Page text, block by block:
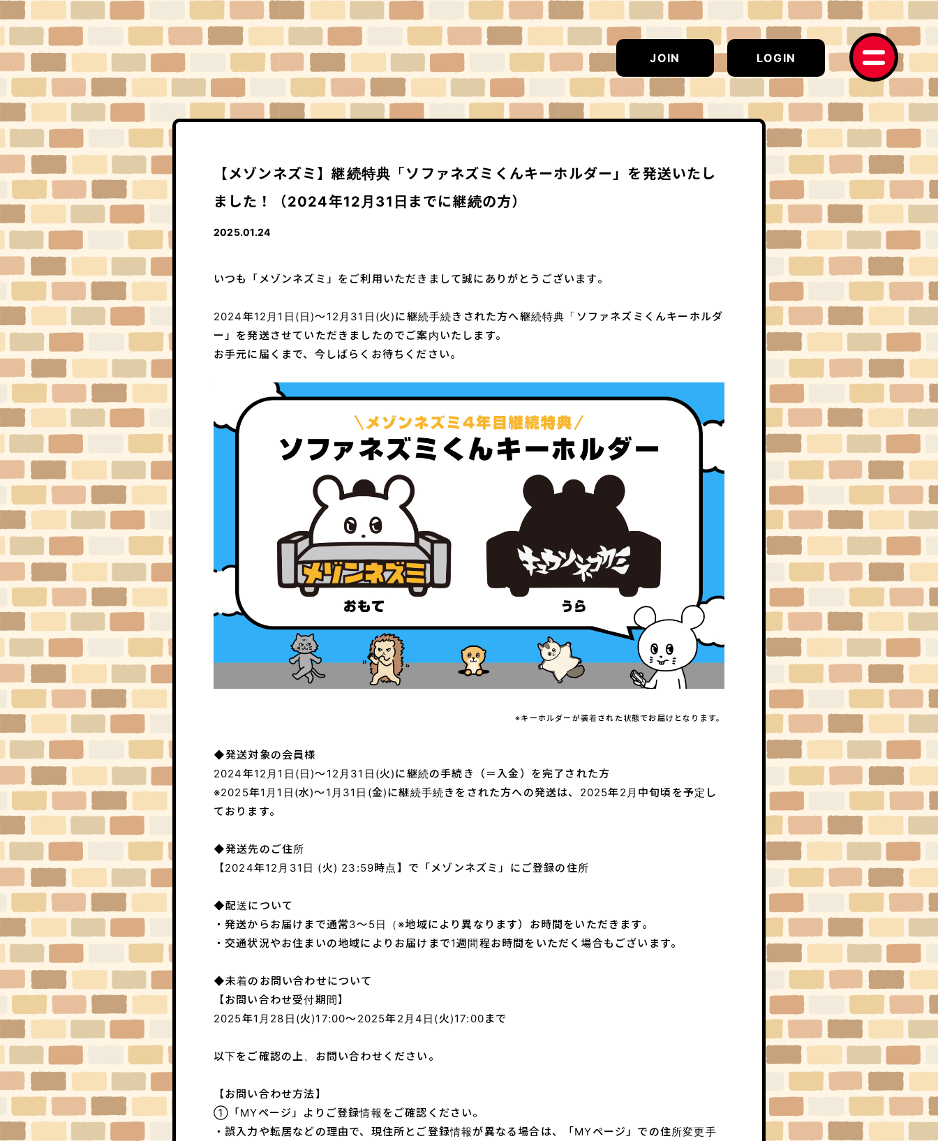
JOIN LOGIN
MOVIE
コラム
楽Q日誌 求問窮答
【メゾンネズミ】継続特典「ソファネズミくんキーホルダー」を発送いたし
ました！（2024年12月31日までに継続の方）
2025.01.24
いつも「メゾンネズミ」をご利用いただきまして誠にありがとうございます。
2024年12月1日(日)～12月31日(火)に継続手続きされた方へ継続特典「ソファネズミくんキーホルダ
ー」を発送させていただきましたのでご案内いたします。
お手元に届くまで、今しばらくお待ちください。
※キーホルダーが装着された状態でお届けとなります。
◆発送対象の会員様
2024年12月1日(日)～12月31日(火)に継続の手続き（＝入金）を完了された方
※2025年1月1日(水)～1月31日(金)に継続手続きをされた方への発送は、2025年2月中旬頃を予定し
ております。
◆発送先のご住所
【2024年12月31日 (火) 23:59時点】で「メゾンネズミ」にご登録の住所
◆配送について
・発送からお届けまで通常3～5日（※地域により異なります）お時間をいただきます。
・交通状況やお住まいの地域によりお届けまで1週間程お時間をいただく場合もございます。
◆未着のお問い合わせについて
【お問い合わせ受付期間】
2025年1月28日(火)17:00～2025年2月4日(火)17:00まで
以下をご確認の上、お問い合わせください。
【お問い合わせ方法】
①「MYページ」よりご登録情報をご確認ください。
・誤入力や転居などの理由で、現住所とご登録情報が異なる場合は、
「MYページ」での住所変更手